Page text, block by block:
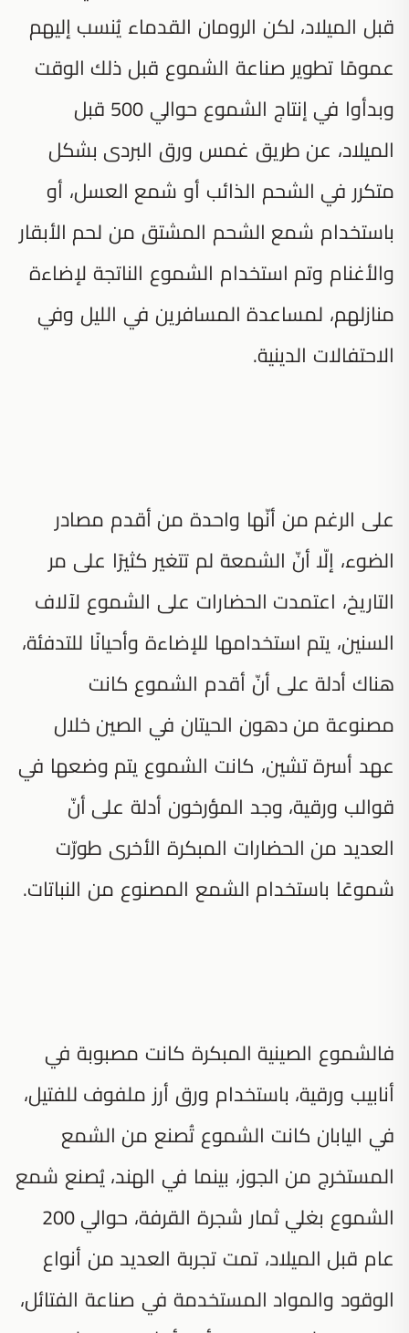
قبل الميلاد، لكن الرومان القدماء يُنسب إليهم
عمومًا تطوير صناعة الشموع قبل ذلك الوقت
وبدأوا في إنتاج الشموع حوالي 500 قبل
الميلاد، عن طريق غمس ورق البردى بشكل
متكرر في الشحم الذائب أو شمع العسل، أو
باستخدام شمع الشحم المشتق من لحم الأبقار
والأغنام وتم استخدام الشموع الناتجة لإضاءة
منازلهم، لمساعدة المسافرين في الليل وفي
الاحتفالات الدينية.
على الرغم من أنّها واحدة من أقدم مصادر
الضوء، إلّا أنّ الشمعة لم تتغير كثيرًا على مر
التاريخ، اعتمدت الحضارات على الشموع لآلاف
السنين، يتم استخدامها للإضاءة وأحيانًا للتدفئة،
هناك أدلة على أنّ أقدم الشموع كانت
مصنوعة من دهون الحيتان في الصين خلال
عهد أسرة تشين، كانت الشموع يتم وضعها في
قوالب ورقية، وجد المؤرخون أدلة على أنّ
العديد من الحضارات المبكرة الأخرى طورّت
شموعًا باستخدام الشمع المصنوع من النباتات.
فالشموع الصينية المبكرة كانت مصبوبة في
أنابيب ورقية، باستخدام ورق أرز ملفوف للفتيل،
في اليابان كانت الشموع تُصنع من الشمع
المستخرج من الجوز، بينما في الهند، يُصنع شمع
الشموع بغلي ثمار شجرة القرفة، حوالي 200
عام قبل الميلاد، تمت تجربة العديد من أنواع
الوقود والمواد المستخدمة في صناعة الفتائل،